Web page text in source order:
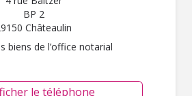
BP 2
Châteaulin
biens de l’office notarial
le téléphone